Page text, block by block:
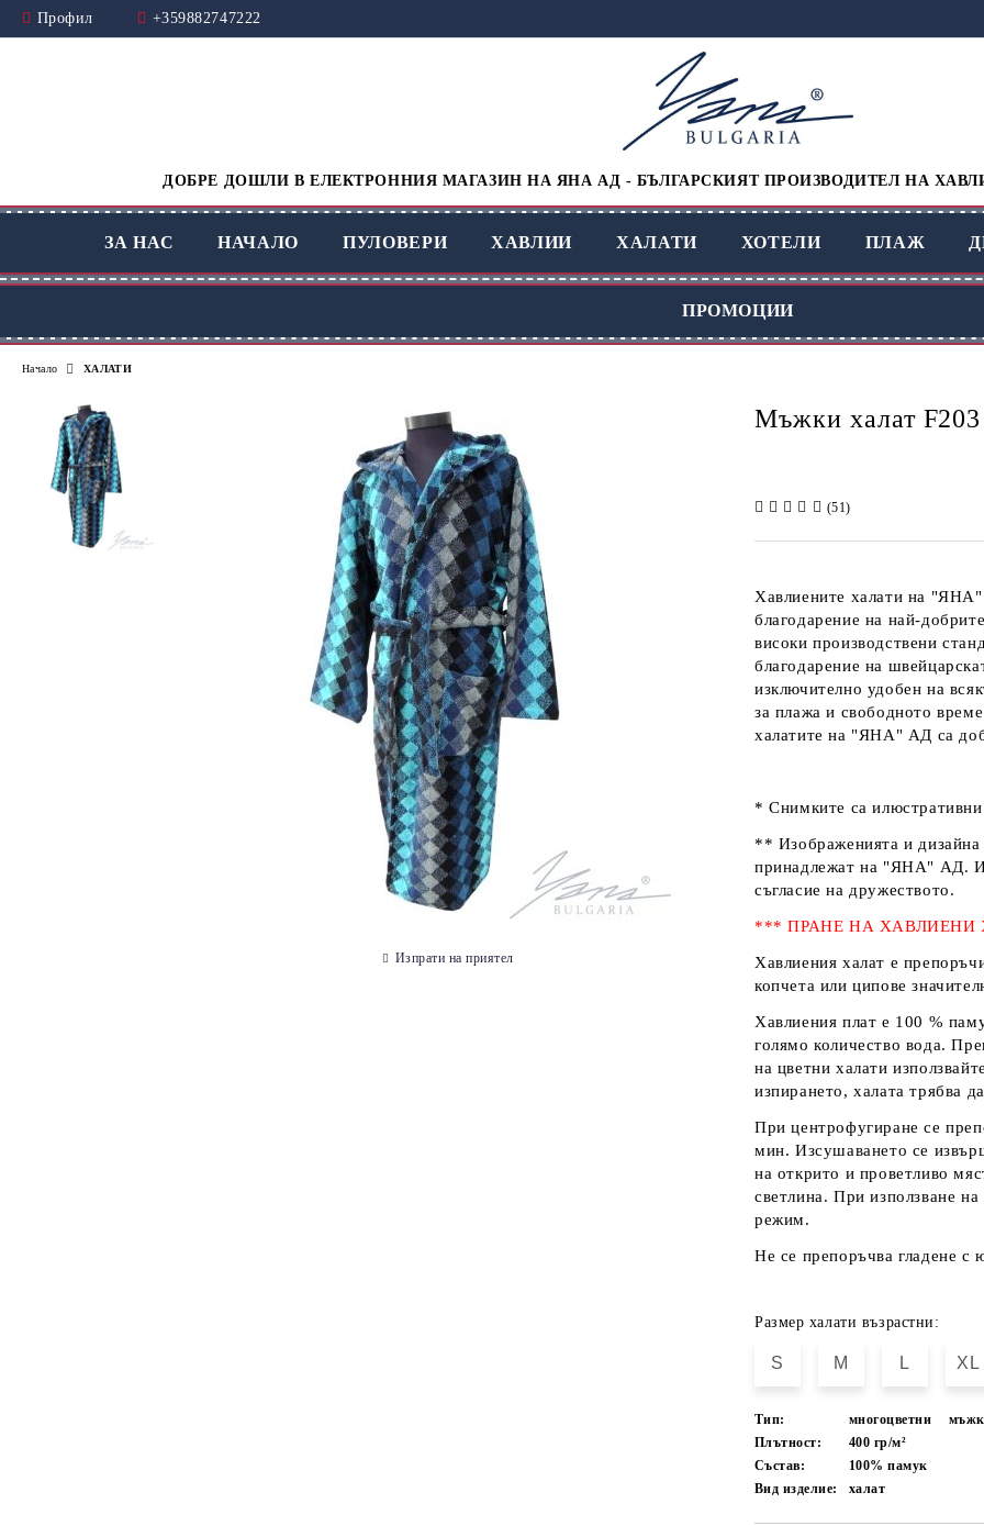
Профил +359882747222
ДОБРЕ ДОШЛИ В ЕЛЕКТРОННИЯ МАГАЗИН НА ЯНА АД - БЪЛГАРСКИЯТ ПРОИЗВОДИТЕЛ НА
ЗА НАС НАЧАЛО ПУЛОВЕРИ ХАВЛИИ ХАЛАТИ ХОТЕЛИ ПЛАЖ
ПРОМОЦИИ
Начало ХАЛАТИ
Мъжки халат
(51)
Хавлиените халати на
благодарение на най-
високи производствени
благодарение на
изключително удобен на
за плажа и свободното
халатите на "ЯНА" АД са
* Снимките са
** Изображенията и дизайна
принадлежат на "ЯНА" АД.
съгласие на дружеството.
*** ПРАНЕ НА ХАВЛИЕНИ
Хавлиения халат е
копчета или ципове
Хавлиения плат е 100 %
голямо количество вода.
на цветни халати
изпирането, халата трябва
При центрофугиране се
мин. Изсушаването се
на открито и проветливо
светлина. При използване
режим.
Не се препоръчва гладене с
Размер халати възрастни:
S M L XL
Тип: многоцветни
Плътност:
400 гр/м²
Състав:
100% памук
Вид изделие:
халат
Изпрати на приятел